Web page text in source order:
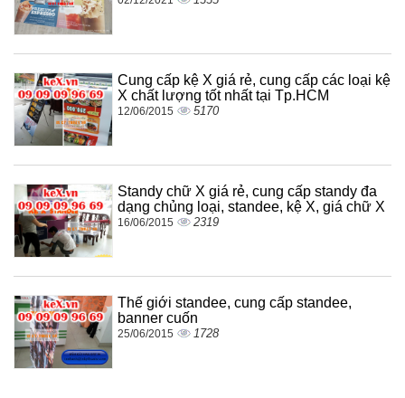
Cung cấp kệ X giá rẻ, cung cấp các loại kệ
X chất lượng tốt nhất tại Tp.HCM
12/06/2015 5170
Standy chữ X giá rẻ, cung cấp standy đa
dạng chủng loại, standee, kệ X, giá chữ X
16/06/2015 2319
Thế giới standee, cung cấp standee,
banner cuốn
25/06/2015 1728